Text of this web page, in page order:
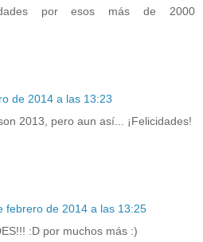
por esos más de 2000
de 2014 a las 13:23
2013, pero aun así... ¡Felicidades!
febrero de 2014 a las 13:25
:D por muchos más :)